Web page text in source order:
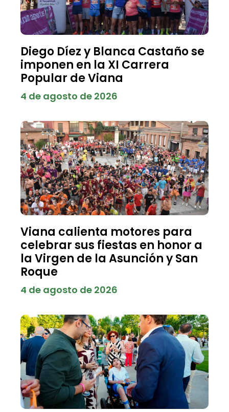
Diego Díez y Blanca Castaño se
imponen en la XI Carrera
Popular de Viana
4 de agosto de 2026
Viana calienta motores para
celebrar sus fiestas en honor a
la Virgen de la Asunción y San
Roque
4 de agosto de 2026